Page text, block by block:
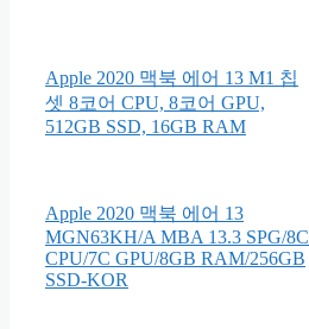
Apple 2020 맥북 에어 13 M1 칩
셋 8코어 CPU, 8코어 GPU,
512GB SSD, 16GB RAM
Apple 2020 맥북 에어 13
MGN63KH/A MBA 13.3 SPG/8C
CPU/7C GPU/8GB RAM/256GB
SSD-KOR